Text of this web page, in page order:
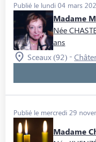
Publié le lundi 04 mars
Madame
Née
ans
Sceaux (92) -
Publié le mercredi 29
Madame